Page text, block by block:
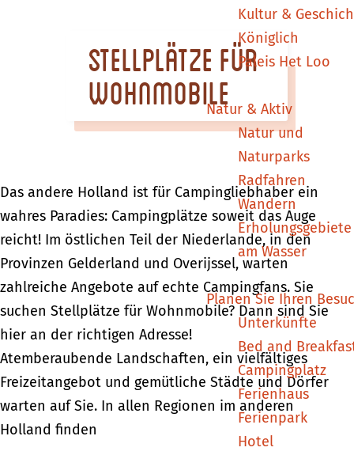
Kultur &
Königlich
Paleis Het Loo
Natur & Aktiv
Natur und
Naturparks
Radfahren
Wandern
Erholungsgebiete
am Wasser
Planen Sie Ihren
Unterkünfte
Bed and
Campingplatz
Ferienhaus
Ferienpark
Hotel
Stellplätze für
Wohnmobile
Das andere Holland ist für Campingliebhaber ein
wahres Paradies: Campingplätze soweit das Auge
reicht! Im östlichen Teil der Niederlande, in den
Provinzen Gelderland und Overijssel, warten
zahlreiche Angebote auf echte Campingfans. Sie
suchen Stellplätze für Wohnmobile? Dann sind Sie
hier an der richtigen Adresse!
Atemberaubende Landschaften, ein vielfältiges
Freizeitangebot und gemütliche Städte und Dörfer
warten auf Sie. In allen Regionen im anderen
Holland finden